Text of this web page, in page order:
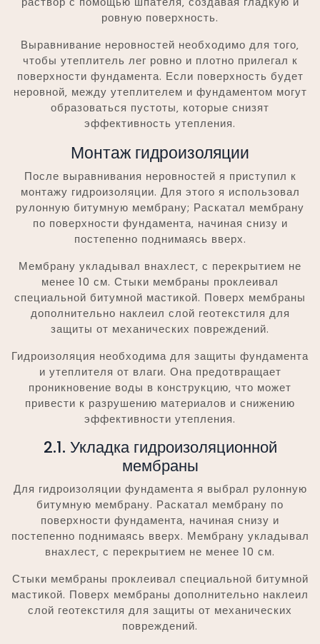
ровную поверхность.
Выравнивание неровностей необходимо для того‚
чтобы утеплитель лег ровно и плотно прилегал к
поверхности фундамента. Если поверхность будет
неровной‚ между утеплителем и фундаментом могут
образоваться пустоты‚ которые снизят
эффективность утепления.
Монтаж гидроизоляции
После выравнивания неровностей я приступил к
монтажу гидроизоляции. Для этого я использовал
рулонную битумную мембрану; Раскатал мембрану
по поверхности фундамента‚ начиная снизу и
постепенно поднимаясь вверх.
Мембрану укладывал внахлест‚ с перекрытием не
менее 10 см. Стыки мембраны проклеивал
специальной битумной мастикой. Поверх мембраны
дополнительно наклеил слой геотекстиля для
защиты от механических повреждений.
Гидроизоляция необходима для защиты фундамента
и утеплителя от влаги. Она предотвращает
проникновение воды в конструкцию‚ что может
привести к разрушению материалов и снижению
эффективности утепления.
2.1. Укладка гидроизоляционной
мембраны
Для гидроизоляции фундамента я выбрал рулонную
битумную мембрану. Раскатал мембрану по
поверхности фундамента‚ начиная снизу и
постепенно поднимаясь вверх. Мембрану укладывал
внахлест‚ с перекрытием не менее 10 см.
Стыки мембраны проклеивал специальной битумной
мастикой. Поверх мембраны дополнительно наклеил
слой геотекстиля для защиты от механических
повреждений.